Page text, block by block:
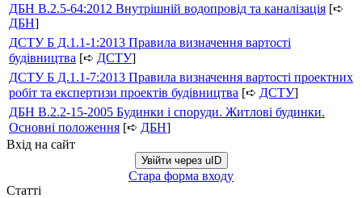
ДБН В.2.5-64:2012 Внутрішній водопровід та каналізація [➪
ДБН]
ДСТУ Б Д.1.1-1:2013 Правила визначення вартості
будівництва [➪ ДСТУ]
ДСТУ Б Д.1.1-7:2013 Правила визначення вартості проектних
робіт та експертизи проектів будівництва [➪ ДСТУ]
ДБН В.2.2-15-2005 Будинки і споруди. Житлові будинки.
Основні положення [➪ ДБН]
Вхід на сайт
Увійти через uID
Стара форма входу
Статті